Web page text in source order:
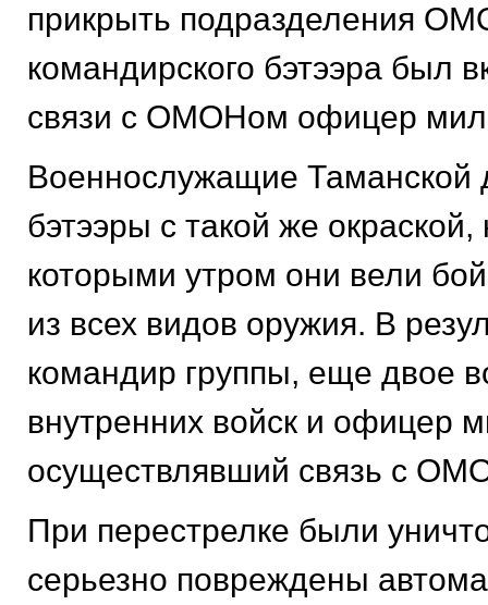
прикрыть подразделения
командирского бэтээра был
связи с ОМОНом офицер
Военнослужащие Таманской
бэтээры с такой же окраской,
которыми утром они вели
из всех видов оружия. В
командир группы, еще двое
внутренних войск и офицер
осуществлявший связь с
При перестрелке были
серьезно повреждены